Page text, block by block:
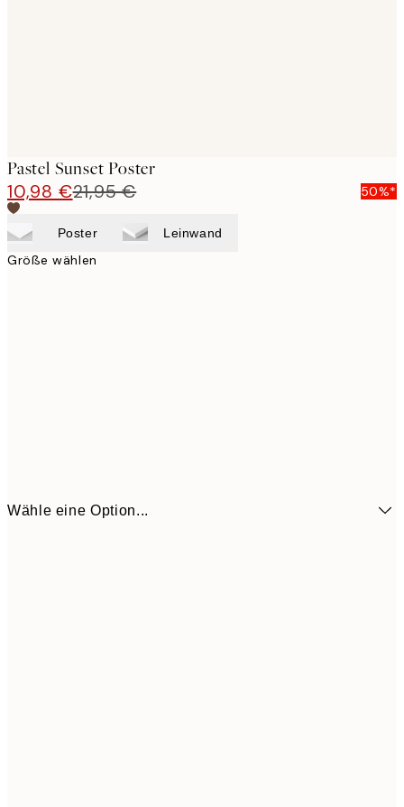
Pastel Sunset Poster
10,98 €21,95 € 50%*
Poster Leinwand
Größe wählen
Wähle eine Option...